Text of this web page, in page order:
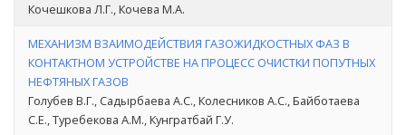
Кочешкова Л.Г., Кочева М.А.
МЕХАНИЗМ ВЗАИМОДЕЙСТВИЯ ГАЗОЖИДКОСТНЫХ ФАЗ В
КОНТАКТНОМ УСТРОЙСТВЕ НА ПРОЦЕСС ОЧИСТКИ ПОПУТНЫХ
НЕФТЯНЫХ ГАЗОВ
Голубев В.Г., Садырбаева А.С., Колесников А.С., Байботаева
С.Е., Туребекова А.М., Кунгратбай Г.У.